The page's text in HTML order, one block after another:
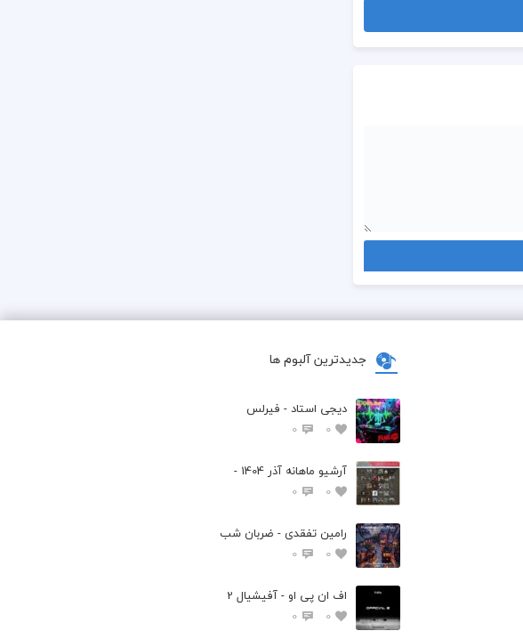
جدیدترین آلبوم ها
دیجی استاد - فیرلس
0
0
آرشیو ماهانه آذر 1404 -
0
0
رامین تفقدی - ضربان شب
0
0
اف ان پی او - آفیشیال 2
0
0